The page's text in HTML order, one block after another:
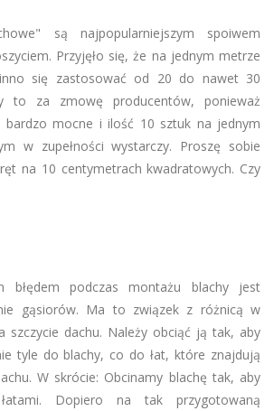
są najpopularniejszym spoiwem
Przyjęło się, że na jednym metrze
się zastosować od 20 do nawet 30
to za zmowę producentów, ponieważ
bardzo mocne i ilość 10 sztuk na jednym
w zupełności wystarczy. Proszę sobie
na 10 centymetrach kwadratowych. Czy
błędem podczas montażu blachy jest
gąsiorów. Ma to związek z różnicą w
szczycie dachu. Należy obciąć ją tak, aby
tyle do blachy, co do łat, które znajdują
W skrócie: Obcinamy blachę tak, aby
Dopiero na tak przygotowaną